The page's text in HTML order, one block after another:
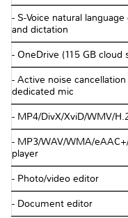
- S-Voice natural
and dictation
- OneDrive (115 GB cloud
- Active noise
dedicated mic
- MP4/DivX/XviD/WMV/
- MP3/WAV/WMA/
player
- Photo/video editor
- Document editor